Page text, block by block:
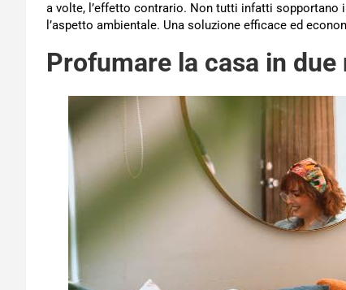
a volte, l’effetto contrario. Non tutti infatti sopportano
l’aspetto ambientale. Una soluzione efficace ed
Profumare la casa in